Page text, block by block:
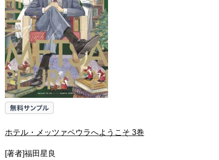
ホテル・メッツァペウラへようこそ 3巻
[著者]福田星良